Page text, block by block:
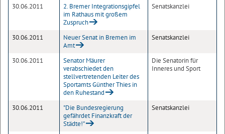
30.06.2011
2. Bremer Integrationsgipfel
im Rathaus mit großem
Zuspruch
Senatskanzlei
30.06.2011
Neuer Senat in Bremen im
Amt
Senatskanzlei
30.06.2011
Senator Mäurer
verabschiedet den
stellvertretenden Leiter des
Sportamts Günther Thies in
den Ruhestand
Die Senatorin für
Inneres und Sport
30.06.2011
"Die Bundesregierung
gefährdet Finanzkraft der
Städte!"
Senatskanzlei